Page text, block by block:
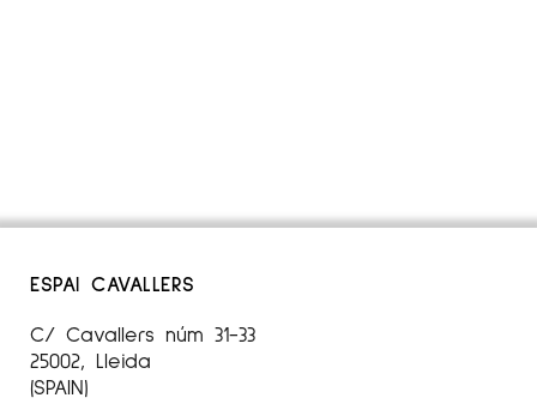
ESPAI CAVALLERS
C/ Cavallers núm 31-33
25002, Lleida
(SPAIN)